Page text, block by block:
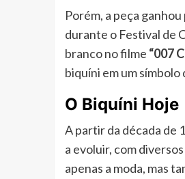
Porém, a peça
durante o Festival de
branco no filme “007
biquíni em um símbolo
O Biquíni Hoje
A partir da década de
a evoluir, com
apenas a moda, mas